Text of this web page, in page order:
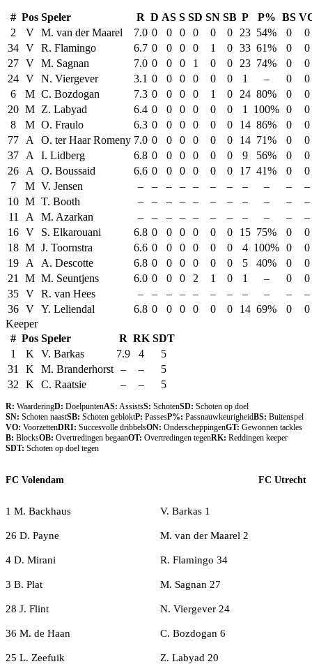
# Pos Speler R D AS S SD SN SB P P% BS
2
V M. van der Maarel 7.0 0 0 0 0 0 0 23 54% 0
0
34 V R. Flamingo 6.7 0 0 0 0 1 0 33 61% 0
0
27 V M. Sagnan 7.0 0 0 0 1 0 0 23 74% 0
0
24 V N. Viergever 3.1 0 0 0 0 0 0 1 – 0
0
6
M C. Bozdogan 7.3 0 0 0 0 1 0 24 80% 0
0
20 M Z. Labyad 6.4 0 0 0 0 0 0 1 100% 0
0
8
M O. Fraulo 6.3 0 0 0 0 0 0 14 86% 0
0
77
A O. ter Haar Romeny 7.0 0 0 0 0 0 0 14 71% 0
0
37
A I. Lidberg 6.8 0 0 0 0 0 0 9 56% 0
0
26
A O. Boussaid 6.6 0 0 0 0 0 0 17 41% 0
0
7
M V. Jensen – – – – – – – – – –
–
10 M T. Booth – – – – – – – – – –
–
11
A M. Azarkan – – – – – – – – – –
–
16 V S. Elkarouani 6.8 0 0 0 0 0 0 15 75% 0
0
18 M J. Toornstra 6.6 0 0 0 0 0 0 4 100% 0
0
19
A A. Descotte 6.8 0 0 0 0 0 0 5 40% 0
0
21
M M. Seuntjens 6.0 0 0 0 2 1 0 1 – 0
0
35 V R. van Hees – – – – – – – – – –
–
36 V Y. Leliendal 6.8 0 0 0 0 0 0 14 69% 0
0
Keeper
# Pos Speler R RK SDT
1
K V. Barkas 7.9 4
5
31
K M. Branderhorst – –
5
32
K C. Raatsie – – 5
R: WaarderingD: DoelpuntenAS: AssistsS: SchotenSD: Schoten op doel
SN: Schoten naastSB: Schoten gebloktP: PassesP%: PassnauwkeurigheidBS: Buitenspel
VO: VoorzettenDRI: Succesvolle dribbelsON: OnderscheppingenGT: Gewonnen tackles
B: BlocksOB: Overtredingen begaanOT: Overtredingen tegenRK: Reddingen keeper
SDT: Schoten op doel tegen
FC Volendam FC Utrecht
1 M. Backhaus V. Barkas 1
26 D. Payne M. van der Maarel 2
4 D. Mirani R. Flamingo 34
3 B. Plat M. Sagnan 27
28 J. Flint N. Viergever 24
36 M. de Haan C. Bozdogan 6
25 L. Zeefuik Z. Labyad 20